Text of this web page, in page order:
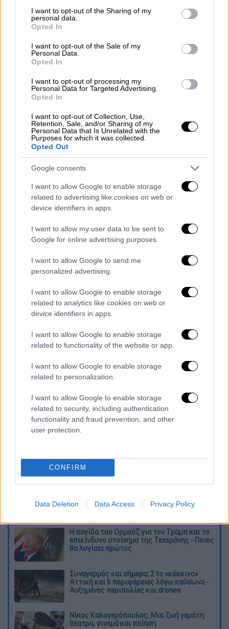
not limited to your visit or usage behaviour. You may click to
grant or deny consent to Google and its third-party tags to
use your data for below specified purposes in below Google
consent section.
I want to opt-out of the Sharing of my
personal data.
Opted In
I want to opt-out of the Sale of my
Personal Data.
Opted In
I want to opt-out of processing my
Personal Data for Targeted Advertising.
Opted In
I want to opt-out of Collection, Use,
Retention, Sale, and/or Sharing of my
Personal Data that Is Unrelated with the
Purposes for which it was collected.
Opted Out
Google consents
I want to allow Google to enable storage
related to advertising like cookies on web or
device identifiers in apps.
I want to allow my user data to be sent to
Google for online advertising purposes.
I want to allow Google to send me
personalized advertising.
I want to allow Google to enable storage
related to analytics like cookies on web or
device identifiers in apps.
I want to allow Google to enable storage
related to functionality of the website or app.
I want to allow Google to enable storage
related to personalization.
I want to allow Google to enable storage
related to security, including authentication
functionality and fraud prevention, and other
user protection.
CONFIRM
Data Deletion Data Access Privacy Policy
Ελλάδα 11.04.2026 12:47
Κέρκυρα: Πλήθος κόσμου στους
«μπότηδες» για την Πρώτη Ανάσταση
- Εντυπωσιακές εικόνες
Αστυνομικοί της ομάδας ΔΙΑΣ
που είχαν
συμβολή των οδών 2ας μεραρχίας και
Χαραυγής. Όταν προσπάθησαν να το
πλησιάσουν ο οδηγός κινήθηκε προς το
μέρος τους με σκοπό να τους εμβολίσει.
Τότε ένας αστυνομικός έριξε τρεις βολές
στα λάστιχα του αυτοκινήτου, όμως οι
δράστες τελικά κατάφεραν να διαφύγουν.
Στο σημείο βρέθηκαν τρεις κάλυκες από τις
βολές ακινητοποίησης του αστυνομικού,
ενώ την έρευνα την έχει αναλάβει η
ΑσφάλειαΒάρης-Βουλας-Βουλιαγμενης.
Τα σχολιά σας δημοσιεύονται άμεσα με δική σας ευθύνη. Το
διαγράφονται
Διαβάστε ακόμη
αντεπίθεση του ΠΑΣΟΚ από την κοινωνία
έως τη ΔΕΘ
Η παγίδα του Ορμούζ για τον Τραμπ και το
επικίνδυνο στοίχημα της Τεχεράνης - Ποιος
θα λυγίσει πρώτος
Συναγερμός και σήμερα: Στο «κόκκινο»
Αττική και 6 περιφέρειες λόγω καύσωνα -
Αυξημένες περιπολίες και drones
Νίκος Καλογερόπουλος: Μια ζωή γεμάτη
θέατρο, σινεμά και ποίηση